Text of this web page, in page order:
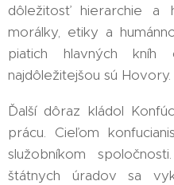
dôležitosť hierarchie a
morálky, etiky a
piatich hlavných
najdôležitejšou sú Hovory.
Ďalší dôraz kládol
prácu. Cieľom
služobníkom
štátnych úradov sa